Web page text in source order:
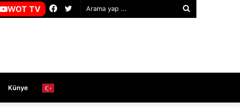
Twitter
Facebook
WOT TV
Künye